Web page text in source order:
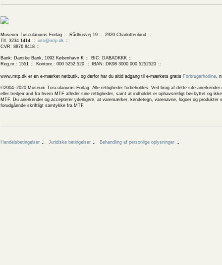
Museum Tusculanums Forlag Rådhusvej 19
2920 Charlottenlund
Tlf. 3234 1414
info@mtp.dk
CVR: 8876 8418
Bank: Danske Bank, 1092 København K
BIC: DABADKKK
Reg.nr.: 1551
Kontonr.: 000 5252 520 IBAN: DK98 3000 000 5252520
www.mtp.dk er en e-mærket netbutik, og derfor har du altid adgang til e-mærkets gratis Forbrugerhotline,
©2004–2020 Museum Tusculanums Forlag. Alle rettigheder forbeholdes. Ved brug af dette site
eller tredjemand fra hvem MTF afleder sine rettigheder, samt at indholdet er ophavsretligt beskyttet og
MTF. Du anerkender og accepterer yderligere, at varemærker, kendetegn, varenavne, logoer og
forudgående skriftligt samtykke fra MTF.
Handelsbetingelser Juridiske betingelser Behandling af personlige oplysninger